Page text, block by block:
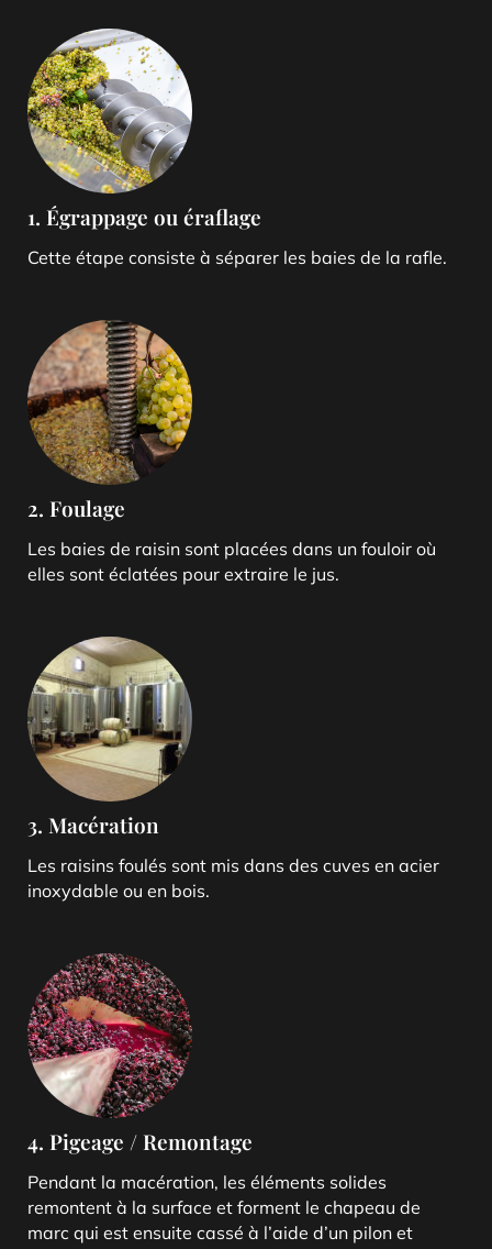
1. Égrappage ou éraflage
Cette étape consiste à séparer les baies de la rafle.
2. Foulage
Les baies de raisin sont placées dans un fouloir où
elles sont éclatées pour extraire le jus.
3. Macération
Les raisins foulés sont mis dans des cuves en acier
inoxydable ou en bois.
4. Pigeage / Remontage
Pendant la macération, les éléments solides
remontent à la surface et forment le chapeau de
marc qui est ensuite cassé à l’aide d’un pilon et